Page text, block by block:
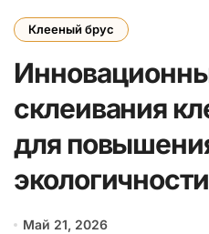
Клееный брус
склеивания
для
Май 21, 2026